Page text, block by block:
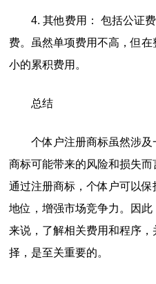
4. 其他费用： 包括公证
费。虽然单项费用不高，但
小的累积费用。
总结
个体户注册商标虽然涉
商标可能带来的风险和损失而
通过注册商标，个体户可以保
地位，增强市场竞争力。因
来说，了解相关费用和程序
择，是至关重要的。